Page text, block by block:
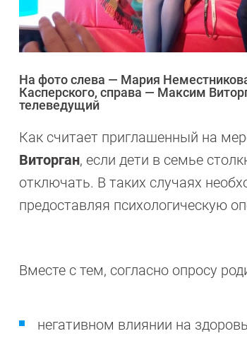
На фото слева — Мария
Касперского, справа — Максим
телеведущий
Как считает приглашенный на
Виторган, если дети в семье
отключать. В таких случаях
предоставляя психологическую
Вместе с тем, согласно опросу
негативном влиянии на